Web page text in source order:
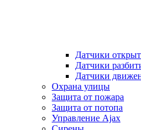
Датчики
Датчики
Датчики
Охрана улицы
Защита от пожара
Защита от потопа
Управление Ajax